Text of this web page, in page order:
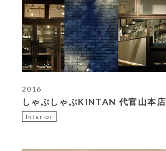
2016
しゃぶしゃぶKINTAN 代官山本店
Interior